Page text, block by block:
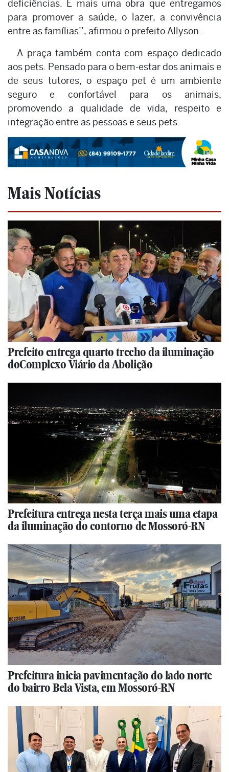
deficiências. É mais uma obra que entregamos
para promover a saúde, o lazer, a convivência
entre as famílias’’, afirmou o prefeito Allyson.
A praça também conta com espaço dedicado
aos pets. Pensado para o bem-estar dos animais e
de seus tutores, o espaço pet é um ambiente
seguro e confortável para os animais,
promovendo a qualidade de vida, respeito e
integração entre as pessoas e seus pets.
Mais Notícias
Prefeito entrega quarto trecho da iluminação
doComplexo Viário da Abolição
Prefeitura entrega nesta terça mais uma etapa
da iluminação do contorno de Mossoró-RN
Prefeitura inicia pavimentação do lado norte
do bairro Bela Vista, em Mossoró-RN